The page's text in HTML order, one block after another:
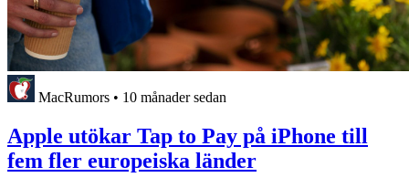
MacRumors • 10 månader sedan
Apple utökar Tap to Pay på iPhone till
fem fler europeiska länder